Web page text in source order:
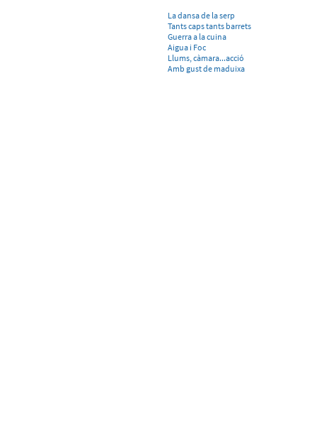
La dansa de la serp
Tants caps tants barrets
Guerra a la cuina
Aigua i Foc
Llums, càmara...acció
Amb gust de maduixa